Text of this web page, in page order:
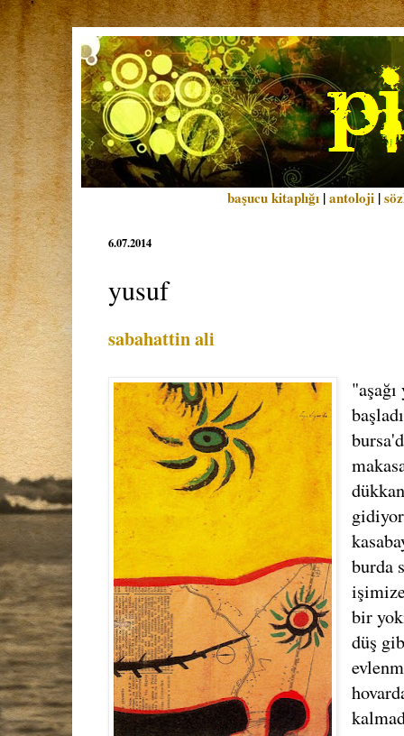
başucu kitaplığı |antoloji |
6.07.2014
yusuf
sabahattin ali
burda
bir
düş